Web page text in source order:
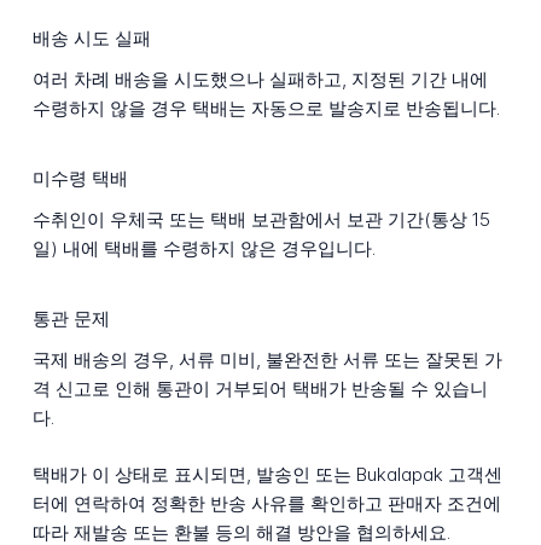
배송 시도 실패
여러 차례 배송을 시도했으나 실패하고, 지정된 기간 내에
수령하지 않을 경우 택배는 자동으로 발송지로 반송됩니다.
미수령 택배
수취인이 우체국 또는 택배 보관함에서 보관 기간(통상 15
일) 내에 택배를 수령하지 않은 경우입니다.
통관 문제
국제 배송의 경우, 서류 미비, 불완전한 서류 또는 잘못된 가
격 신고로 인해 통관이 거부되어 택배가 반송될 수 있습니
다.
택배가 이 상태로 표시되면, 발송인 또는 Bukalapak 고객센
터에 연락하여 정확한 반송 사유를 확인하고 판매자 조건에
따라 재발송 또는 환불 등의 해결 방안을 협의하세요.